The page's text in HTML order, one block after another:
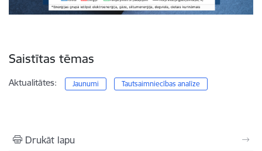
Saistītas tēmas
Aktualitātes: Jaunumi Tautsaimniecības analīze
Drukāt lapu